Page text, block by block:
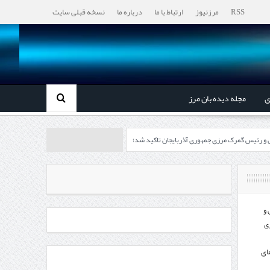
RSS مرزنیوز ارتباط با ما درباره ما نسخه قبلی سایت
مجله دیده بان مرز
و رئیس گمرک مرزی جمهوری آذربایجان تاکید شد؛
ایران و جمهوری آذربایجان ضرورت دارد
گردشگری و صنایع دستی از استاندار اردبیل
اردبیل و مدیرعامل بانک سینا محقق شد؛
و